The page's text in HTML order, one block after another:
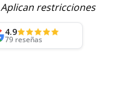
Aplican restricciones
4.9
79 reseñas